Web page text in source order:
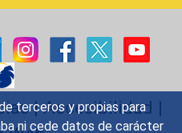
terceros y propias para
ni cede datos de carácter
|Accesibilidad |